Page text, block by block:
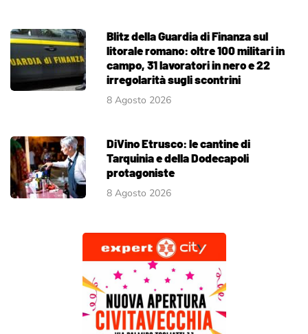
Blitz della Guardia di Finanza sul
litorale romano: oltre 100 militari in
campo, 31 lavoratori in nero e 22
irregolarità sugli scontrini
8 Agosto 2026
DiVino Etrusco: le cantine di
Tarquinia e della Dodecapoli
protagoniste
8 Agosto 2026